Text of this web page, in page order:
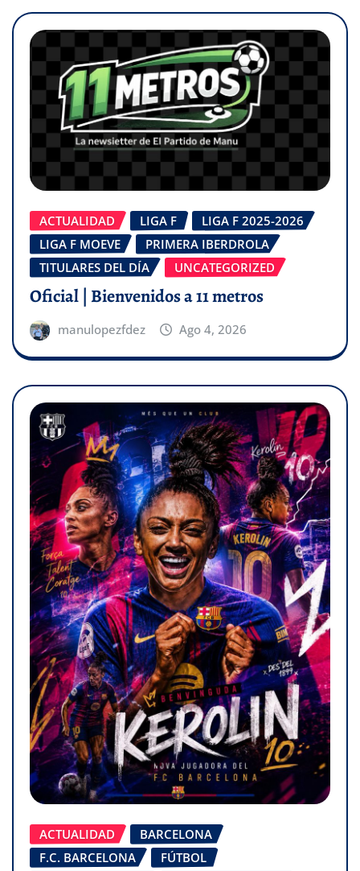
ACTUALIDAD LIGA F
LIGA F 2025-2026
LIGA F MOEVE
PRIMERA IBERDROLA
TITULARES DEL DÍA
UNCATEGORIZED
Oficial | Bienvenidos a 11 metros
manulopezfdez Ago 4, 2026
ACTUALIDAD
BARCELONA
F.C. BARCELONA
FÚTBOL